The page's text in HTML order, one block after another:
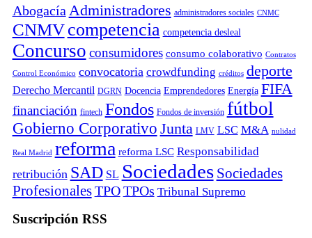
Abogacía Administradores administradores sociales CNMC
CNMV competencia competencia desleal
Concurso consumidores consumo colaborativo Contratos
Control Económico convocatoria crowdfunding créditos deporte
Derecho Mercantil DGRN Docencia Emprendedores Energía FIFA
financiación fintech Fondos Fondos de inversión fútbol
Gobierno Corporativo Junta LMV LSC M&A nulidad
Real Madrid reforma reforma LSC Responsabilidad
retribución SAD SL Sociedades Sociedades
Profesionales TPO TPOs Tribunal Supremo
Suscripción RSS